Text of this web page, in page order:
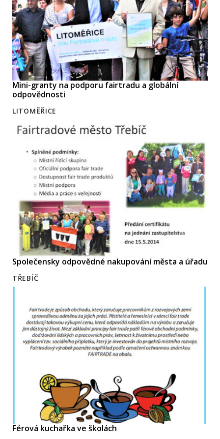
Mini-granty na podporu fairtradu a globální
odpovědnosti
LITOMĚŘICE
Společensky odpovědné nakupování města a úřadu
TŘEBÍČ
Férová kuchařka ve školách